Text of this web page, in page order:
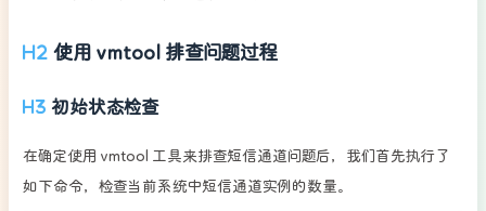
使用 vmtool 排查问题过程
初始状态检查
在确定使用 vmtool 工具来排查短信通道问题后，我们首先执行了
如下命令，检查当前系统中短信通道实例的数量。